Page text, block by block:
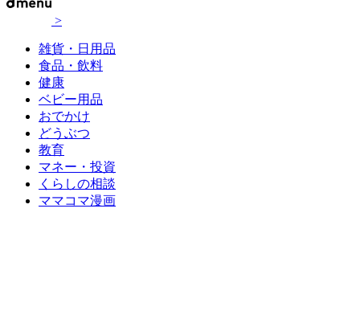
>
雑貨・日用品
食品・飲料
健康
ベビー用品
おでかけ
どうぶつ
教育
マネー・投資
くらしの相談
ママコマ漫画